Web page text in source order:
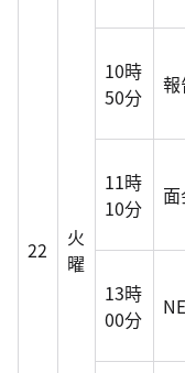
22
火
曜
10時
50分
報
11時
10分
13時
00分